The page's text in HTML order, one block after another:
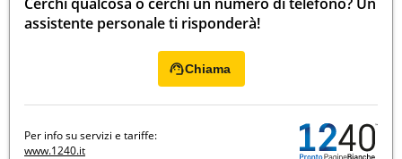
assistente personale ti risponderà!
Chiama
Per info su servizi e tariffe:
www.1240.it